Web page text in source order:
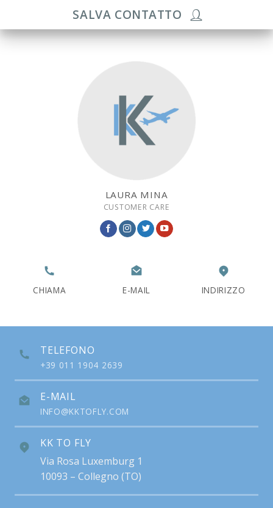
SALVA CONTATTO
LAURA MINA
CUSTOMER CARE
CHIAMA E-MAIL INDIRIZZO
TELEFONO
+39 011 1904 2639
E-MAIL
INFO@KKTOFLY.COM
KK TO FLY
Via Rosa Luxemburg 1
10093 – Collegno (TO)